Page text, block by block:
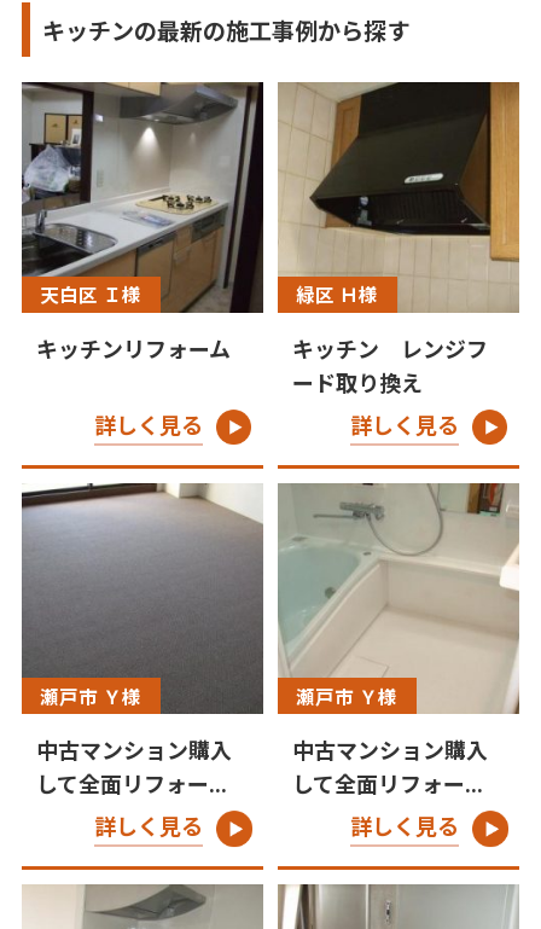
キッチンの最新の施工事例から探す
天白区 Ｉ様
キッチンリフォーム
詳しく見る
緑区 Ｈ様
キッチン レンジフ
ード取り換え
詳しく見る
瀬戸市 Ｙ様
中古マンション購入
して全面リフォー...
詳しく見る
瀬戸市 Ｙ様
中古マンション購入
して全面リフォー...
詳しく見る